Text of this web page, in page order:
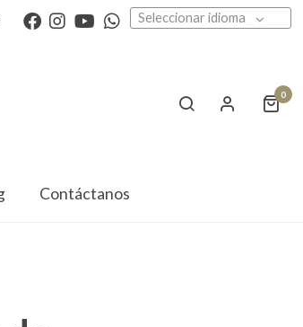
Seleccionar idioma
0
Contáctanos